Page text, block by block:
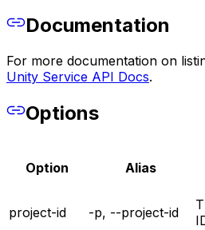
Documentation
For more documentation on
Unity Service API Docs.
Options
Option Alias
project-id -p, --project-id